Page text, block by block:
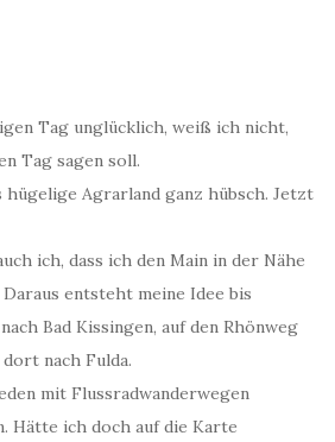
Tag unglücklich, weiß ich nicht,
Tag sagen soll.
hügelige Agrarland ganz hübsch. Jetzt
ich, dass ich den Main in der Nähe
entsteht meine Idee bis
Bad Kissingen, auf den Rhönweg
nach Fulda.
mit Flussradwanderwegen
Hätte ich doch auf die Karte